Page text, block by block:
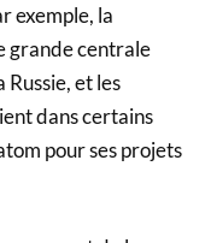
exemple, la
grande centrale
et les
dans certains
pour ses projets